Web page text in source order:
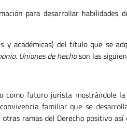
para desarrollar habilidades
y académicas) del título que se
Uniones de hechoson las
futuro jurista mostrándole la
familiar que se
ramas del Derecho positivo